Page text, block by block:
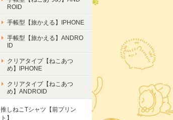
ROID
手帳型【旅かえる】IPHONE
手帳型【旅かえる】ANDRO
ID
クリアタイプ【ねこあつ
め】IPHONE
クリアタイプ【ねこあつ
め】ANDROID
推しねこTシャツ【前プリン
ト】